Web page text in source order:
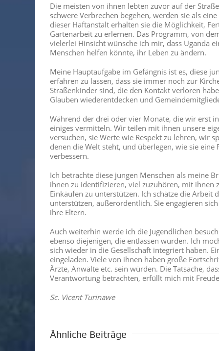
Die meisten von ihnen lebten zuvor auf der
schwere Verbrechen begehen, werden sie als
dieser Haftanstalt erhalten sie die Möglichkeit,
Gartenarbeit zu erlernen. Das Programm, von
vielerlei Hinsicht wünsche ich mir, dass Uganda
Menschen helfen könnte, ihr Leben zu ändern.
Meine Hauptaufgabe im Gefängnis ist es, diese
erfahren zu lassen, dass sie immer noch zur
Straßenkinder sind, die den Kontakt verloren
Glauben wiederentdecken und
Während der drei oder vier Monate, die wir erst
einiges vermitteln. Wir teilen mit ihnen unsere
versuchen, sie Werte wie Respekt zu lehren, wir
denen die Welt steht, und überlegen, wie sie
verbessern.
Ich betrachte diese jungen Menschen als meine
ihnen zu identifizieren, viel zuzuhören, mit ihnen
Einkäufen zu unterstützen. Ich schätze die Arbeit
unterstützen, außerordentlich. Sie engagieren
ihre Eltern.
Auch weiterhin werde ich die Jugendlichen
ebenso diejenigen, die entlassen wurden. Ich
sich wieder in die Gesellschaft integriert haben.
eingeladen. Viele von ihnen haben große
Ärzte, Anwälte etc. sein würden. Die Tatsache,
Verantwortung betrachten, erfüllt mich mit
Sc. Vicent Turinawe
Ähnliche Beiträge